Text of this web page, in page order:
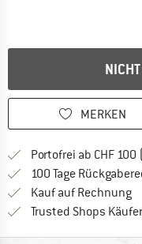
MERKEN
Portofrei ab CHF 100
100 Tage
Kauf auf Rechnung
Trusted Shops